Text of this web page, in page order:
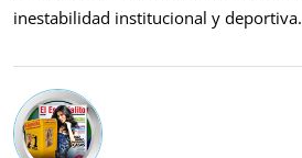
inestabilidad institucional y deportiva.